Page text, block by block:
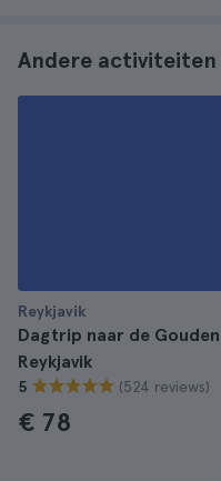
Andere activiteiten
Reykjavik
Dagtrip naar de
Reykjavik
5 (524 reviews)
€ 78